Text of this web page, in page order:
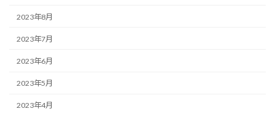
2023年8月
2023年7月
2023年6月
2023年5月
2023年4月